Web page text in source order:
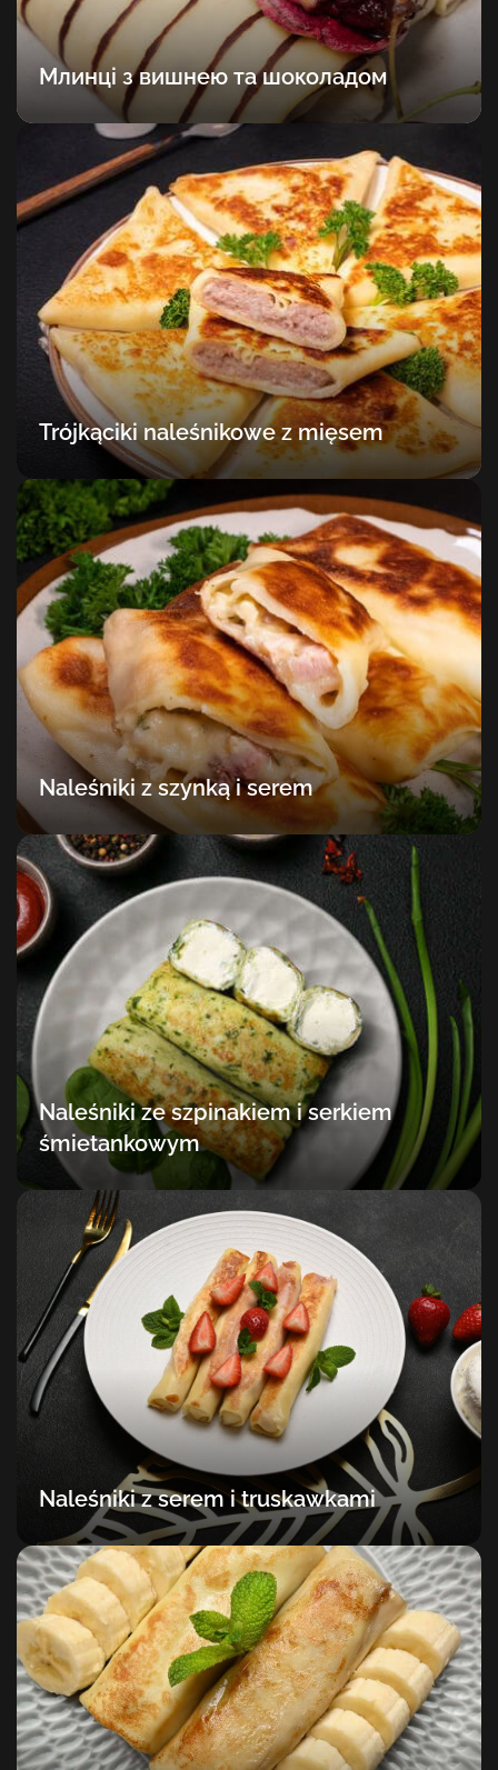
Млинці з вишнею та шоколадом
Trójkąciki naleśnikowe z mięsem
Naleśniki z szynką i serem
Naleśniki ze szpinakiem i serkiem
śmietankowym
Naleśniki z serem i truskawkami